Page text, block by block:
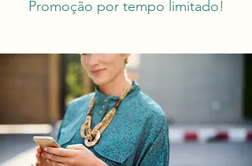
Promoção por tempo limitado!